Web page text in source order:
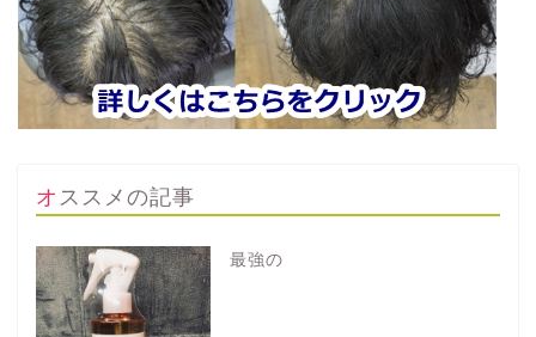
オススメの記事
最強の